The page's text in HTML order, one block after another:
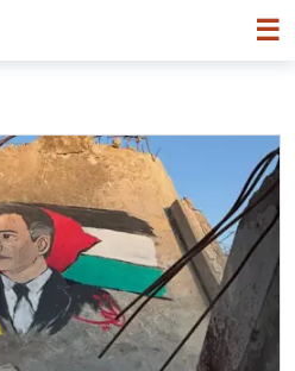
☰